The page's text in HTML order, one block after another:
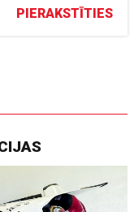
PIERAKSTĪTIES